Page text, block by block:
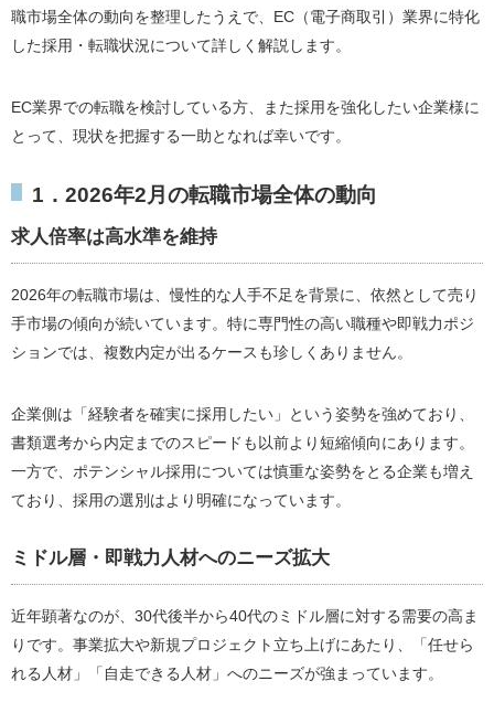
職市場全体の動向を整理したうえで、EC（電子商取引）業界に特化
した採用・転職状況について詳しく解説します。
EC業界での転職を検討している方、また採用を強化したい企業様に
とって、現状を把握する一助となれば幸いです。
1．2026年2月の転職市場全体の動向
求人倍率は高水準を維持
2026年の転職市場は、慢性的な人手不足を背景に、依然として売り
手市場の傾向が続いています。特に専門性の高い職種や即戦力ポジ
ションでは、複数内定が出るケースも珍しくありません。
企業側は「経験者を確実に採用したい」という姿勢を強めており、
書類選考から内定までのスピードも以前より短縮傾向にあります。
一方で、ポテンシャル採用については慎重な姿勢をとる企業も増え
ており、採用の選別はより明確になっています。
ミドル層・即戦力人材へのニーズ拡大
近年顕著なのが、30代後半から40代のミドル層に対する需要の高ま
りです。事業拡大や新規プロジェクト立ち上げにあたり、「任せら
れる人材」「自走できる人材」へのニーズが強まっています。